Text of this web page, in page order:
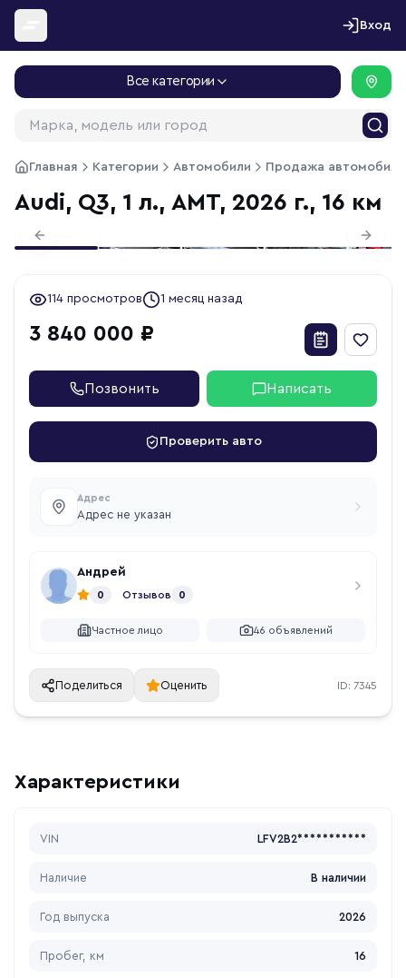
Перейти к содержимому
Вход
Все категории
Главная Категории Автомобили Продажа
Audi, Q3, 1 л., АМТ, 2026 г., 16 км
Previous slide Next
114 просмотров 1 месяц назад
3 840 000 ₽
Позвонить Написать
Проверить авто
Адрес
Адрес не указан
Андрей
0 Отзывов 0
Частное лицо 46 объявлений
Поделиться Оценить ID: 7345
Характеристики
VIN LFV2B2***********
Наличие В наличии
Год выпуска 2026
Пробег, км 16